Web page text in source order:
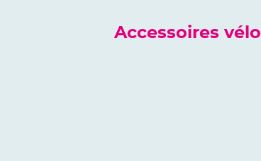
Accessoires vélo